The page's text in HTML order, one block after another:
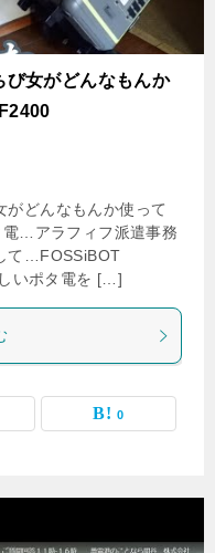
女がどんなもんか
どんなもんか使って
…アラフィフ派遣事務
て…FOSSiBOT
いポタ電を […]
0